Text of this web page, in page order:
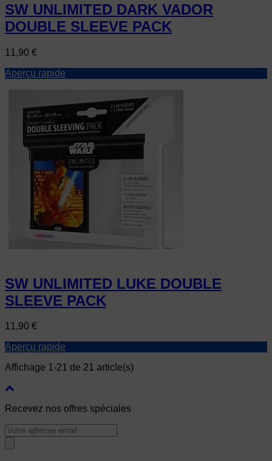
SW UNLIMITED DARK VADOR
DOUBLE SLEEVE PACK
Prix
11,90 €
Aperçu rapide
SW UNLIMITED LUKE DOUBLE
SLEEVE PACK
Prix
11,90 €
Aperçu rapide
Affichage 1-21 de 21 article(s)
Recevez nos offres spéciales